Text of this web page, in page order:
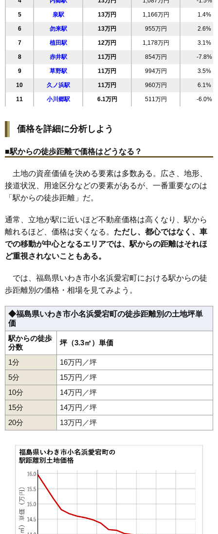
22 葉山 19万円 1,701万円 58.0%
23 鹿島町久保 18万円 2,039万円 21.0%
24
小名浜西君ケ塚
18万円 927万円 8.8%
30 小名浜玉川町 17万円
31 小名浜西町 17万円
33 鹿島町下蔵持 17万円 1,157万円 19.9%
34 常磐下湯長谷町 17万円 1,302万円 8.2%
36 小名浜愛宕上 16万円 1,133万円 4.9%
37 小名浜大原 16万円 1,329万円 10.0%
38 小名浜愛宕町 16万円 1,631万円 2.6%
39 草木台 16万円
40 平赤井比良 16万円 1,082万円 9.1%
41 内郷高坂町 16万円
43 植田町 16万円 1,237万円 14.1%
44 小名浜寺廻町 16万円 1,352万円 3.9%
45 平鎌田 16万円
46 好間町中好間
47 泉町滝尻
48 常磐湯本町
49
50 後田町 15万円 1,258万円 9.5%
51 平北白土 15万円 1,257万円 1.3%
52 内郷御台境町 15万円 1,427万円 3.4%
53 常磐松が台
常磐上湯長谷町 14万円 1,084万円
55 明治団地 14万円 1,382万円
56 桜ケ丘
57 江畑町
58 14万円
5 泉駅 13万円 1,166万円 1.4%
6 勿来駅 13万円 955万円 2.6%
7 植田駅 12万円 1,178万円 3.1%
8 赤井駅 11万円 854万円 -7.8%
9 草野駅 11万円 994万円 3.5%
10 久ノ浜駅 11万円 960万円 6.1%
11 小川郷駅 6.1万円 511万円 -6.0%
価格を詳細に分析しよう
■駅からの徒歩距離で価格はどうなる？
土地の資産価値を決める要素は多数ある。広さ、地形、
接道状況、用途区分などの要素があるが、一番重要なのは
「駅からの徒歩距離」だ。
通常、立地が駅に近いほど不動産価格は高くなり、駅から
離れるほど、価格は安くなる。 ただし、都心ではなく、車
での移動が中心となるエリアでは、駅からの距離はそれほ
ど重視されないこともある。
では、福島県いわき市小名浜愛宕町における駅からの徒
歩距離別の価格・相場を見てみよう。
◆福島県いわき市小名浜愛宕町の徒歩距離別の土地坪単
価
駅からの徒歩
分数
坪（3.3㎡）単価
1分
16万円／坪
5分
15万円／坪
10分
14万円／坪
15分
14万円／坪
20分
13万円／坪